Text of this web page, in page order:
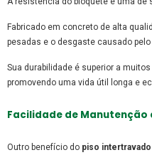
Fabricado em concreto de alta
pesadas e o desgaste causado
Sua durabilidade é superior a
promovendo uma vida útil longa e
Facilidade de Manutenção
Outro benefício do piso